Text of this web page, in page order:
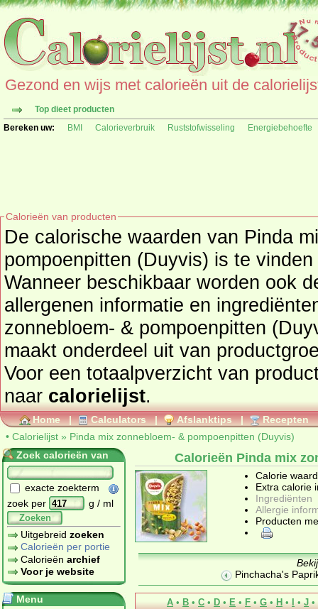
Gezond en wijs met calorieën uit de
Top dieet producten
Bereken uw:
BMI Calorieverbruik Ruststofwisseling Energiebehoefte
Calorieën van producten
De calorische waarden van Pinda
pompoenpitten (Duyvis) is te
Wanneer beschikbaar worden ook de extra caloriewaarden,
allergenen informatie en
zonnebloem- & pompoenpitten (Duyvis)
maakt onderdeel uit van
Voor een totaalpverzicht van producten en hun calorieën gaat u
naar calorielijst.
Home | Calculators | Afslanktips | Recepten
• Calorielijst » Pinda mix zonnebloem- & pompoenpitten (Duyvis)
Zoek calorieën van
exacte zoekterm
zoek per
g / ml
Zoeken
Uitgebreid zoeken
Calorieën per portie
Calorieën archief
Voor je website
Menu
Calorieën Pinda mix
Calorie
Extra calorie
Ingrediënten
Allergie
Producten
Pinchacha's
A • B • C • D • E • F • G • H • I • J •